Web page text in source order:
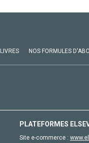
LIVRES NOS FORMULES
PLATEFORMES
Site e-commerce :